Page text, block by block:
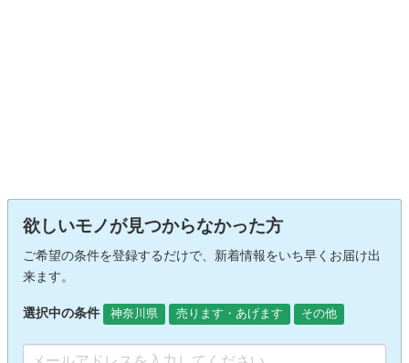
欲しいモノが見つからなかった方
ご希望の条件を登録するだけで、新着情報をいち早くお届け出
来ます。
選択中の条件 神奈川県 売ります・あげます その他